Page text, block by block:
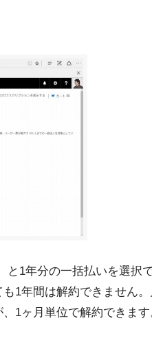
1年分の一括払いを選択
1年間は解約できません
1ヶ月単位で解約できます